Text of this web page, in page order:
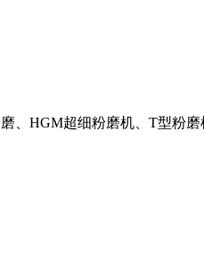
、HGM超细粉磨机、T型粉